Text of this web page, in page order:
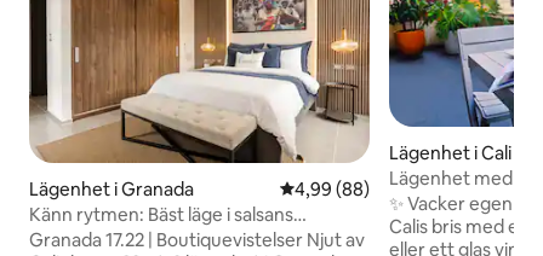
Lägenhet i Granada 4,99 av 5 i genomsnittligt
4,99 (88)
Känn rytmen: Bäst läge i salsans
huvudstad!
Granada 17.22 | Boutiquevistelser Njut av
Lägenhet i Cali
Lägenhet med
Bulevar del Río
✨ Vacker egen
Calis bris med ett
eller ett glas vin